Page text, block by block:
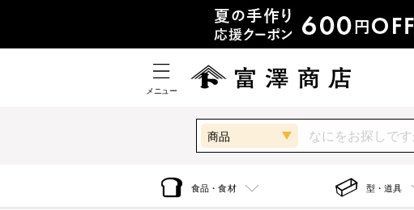
メニュー
商品
食品・食材 型・道具